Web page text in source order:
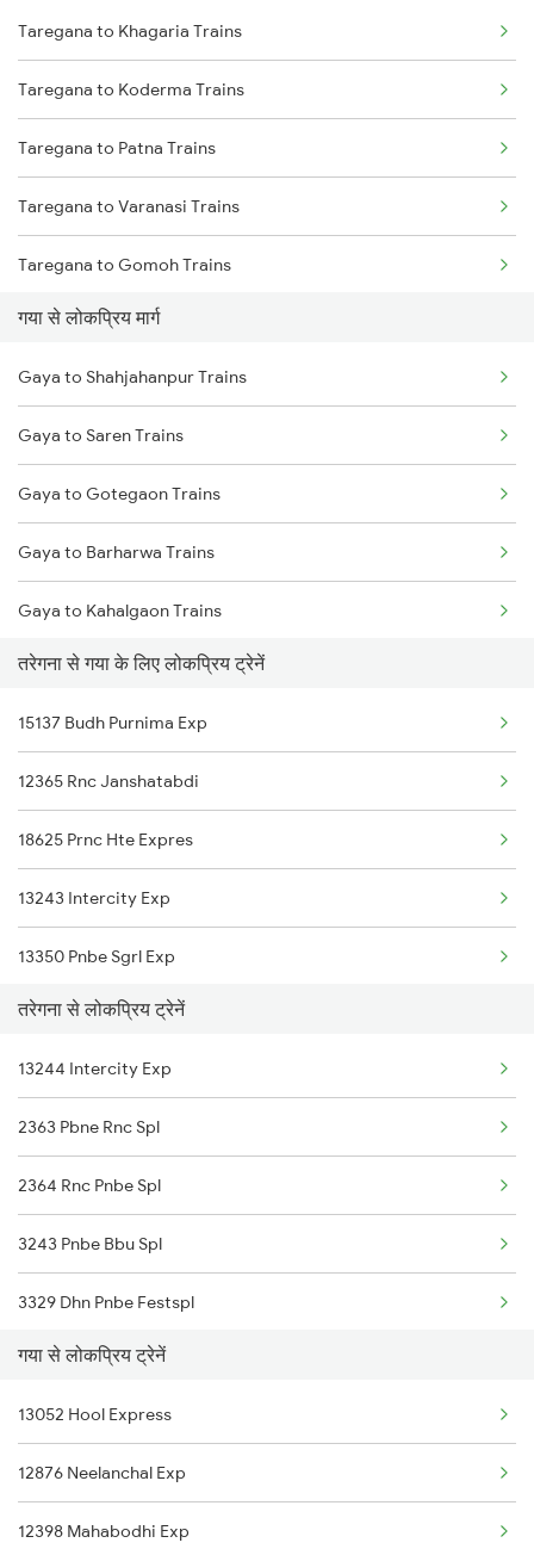
Taregana to Patratu Trains
Gaya to Dhanbad Trains
Gaya to Kolkata Trains
Gaya to Anugraha N Road Trains
Gaya to Kanpur Trains
Gaya to Bhabua Trains
Taregana to Khagaria Trains
Taregana to Koderma Trains
Taregana to Patna Trains
Taregana to Varanasi Trains
Taregana to Gomoh Trains
Taregana to Barkakana Trains
Taregana to Bakhtiyarpur Trains
Taregana to Bokaro Steel City Trains
Taregana to Patratu Trains
Taregana to Kotshila Trains
Taregana to Rafiganj Trains
Taregana to Makhdumpur Trains
Taregana to Dhanbad Trains
गया से लोकप्रिय मार्ग
Gaya to Shahjahanpur Trains
Gaya to Saren Trains
Gaya to Gotegaon Trains
Gaya to Barharwa Trains
Gaya to Kahalgaon Trains
Gaya to Unnao Trains
Gaya to Raxaul Trains
Gaya to Phusro Trains
Gaya to Nawa Trains
Gaya to Adra Trains
Gaya to Pirpainti Trains
Gaya to Beas Trains
तरेगना से गया के लिए लोकप्रिय ट्रेनें
15137 Budh Purnima Exp
12365 Rnc Janshatabdi
18625 Prnc Hte Expres
13243 Intercity Exp
13350 Pnbe Sgrl Exp
13348 Palamou Exp
18623 Ipr Hatia Exp
13330 Gangadamodar Ex
तरेगना से लोकप्रिय ट्रेनें
13244 Intercity Exp
2363 Pbne Rnc Spl
2364 Rnc Pnbe Spl
3243 Pnbe Bbu Spl
3329 Dhn Pnbe Festspl
3330 Pnbe Dhn Festspl
4223 Budh Purnima Exp
4224 Budhpurnima Spl
8624 Hte Ipr Spl
गया से लोकप्रिय ट्रेनें
13052 Hool Express
12876 Neelanchal Exp
12398 Mahabodhi Exp